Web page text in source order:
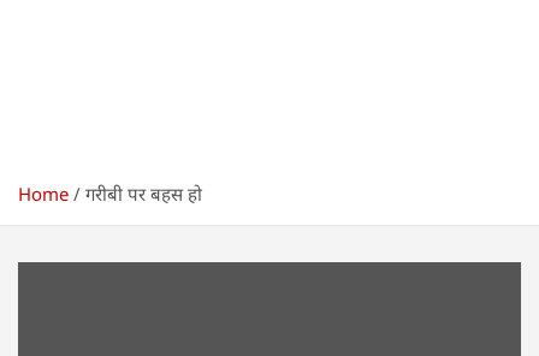
Home गरीबी पर बहस हो